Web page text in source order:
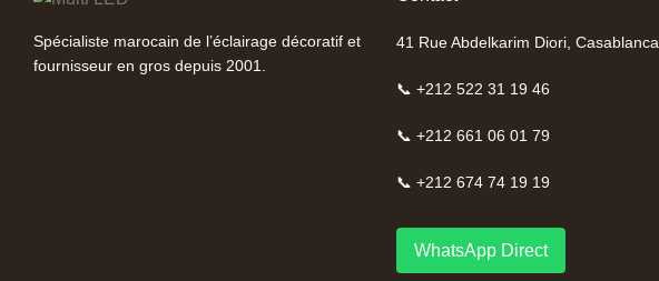
Spécialiste marocain de l’éclairage décoratif et
fournisseur en gros depuis 2001.
41 Rue Abdelkarim Diori, Casablanca
📞 +212 522 31 19 46
📞 +212 661 06 01 79
📞 +212 674 74 19 19
WhatsApp Direct